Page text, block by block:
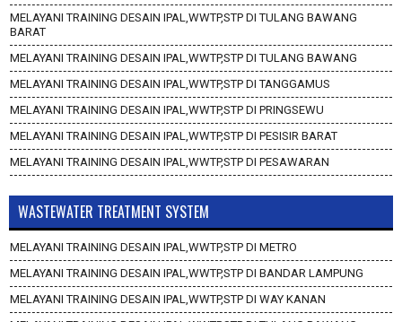
MELAYANI TRAINING DESAIN IPAL,WWTP,STP DI TULANG BAWANG
BARAT
MELAYANI TRAINING DESAIN IPAL,WWTP,STP DI TULANG BAWANG
MELAYANI TRAINING DESAIN IPAL,WWTP,STP DI TANGGAMUS
MELAYANI TRAINING DESAIN IPAL,WWTP,STP DI PRINGSEWU
MELAYANI TRAINING DESAIN IPAL,WWTP,STP DI PESISIR BARAT
MELAYANI TRAINING DESAIN IPAL,WWTP,STP DI PESAWARAN
WASTEWATER TREATMENT SYSTEM
MELAYANI TRAINING DESAIN IPAL,WWTP,STP DI METRO
MELAYANI TRAINING DESAIN IPAL,WWTP,STP DI BANDAR LAMPUNG
MELAYANI TRAINING DESAIN IPAL,WWTP,STP DI WAY KANAN